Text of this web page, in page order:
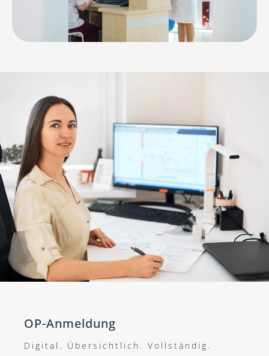
OP-Anmeldung
Digital. Übersichtlich. Vollständig.